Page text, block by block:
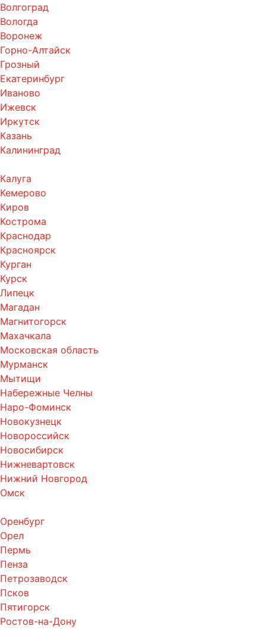
Волгоград
Вологда
Воронеж
Горно-Алтайск
Грозный
Екатеринбург
Иваново
Ижевск
Иркутск
Казань
Калининград
Калуга
Кемерово
Киров
Кострома
Краснодар
Красноярск
Курган
Курск
Липецк
Магадан
Магнитогорск
Махачкала
Московская область
Мурманск
Мытищи
Набережные Челны
Наро-Фоминск
Новокузнецк
Новороссийск
Новосибирск
Нижневартовск
Нижний Новгород
Омск
Оренбург
Орел
Пермь
Пенза
Петрозаводск
Псков
Пятигорск
Ростов-на-Дону